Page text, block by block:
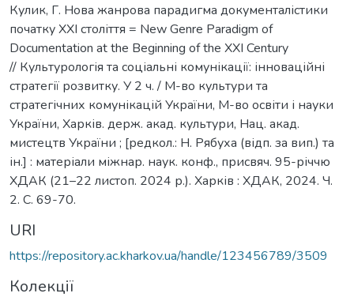
Кулик, Г. Нова жанрова парадигма документалістики
початку ХХІ століття = New Genre Paradigm of
Documentation at the Beginning of the XXI Century
// Культурологія та соціальні комунікації: інноваційні
стратегії розвитку. У 2 ч. / М-во культури та
стратегічних комунікацій України, М-во освіти і науки
України, Харків. держ. акад. культури, Нац. акад.
мистецтв України ; [редкол.: Н. Рябуха (відп. за вип.) та
ін.] : матеріали міжнар. наук. конф., присвяч. 95-річчю
ХДАК (21–22 листоп. 2024 р.). Харків : ХДАК, 2024. Ч.
2. С. 69-70.
URI
https://repository.ac.kharkov.ua/handle/123456789/3509
Колекції